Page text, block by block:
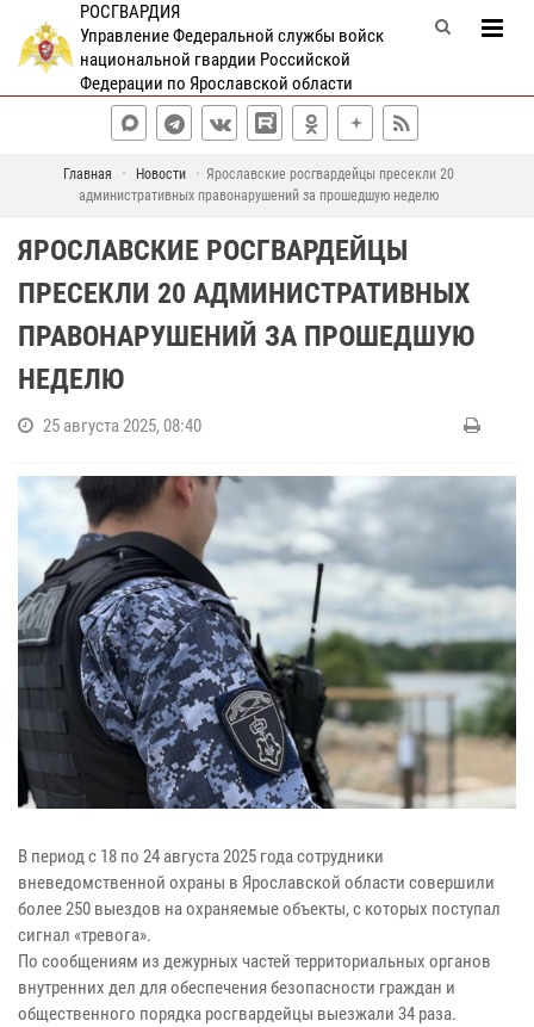
РОСГВАРДИЯ
Управление Федеральной службы войск
национальной гвардии Российской
Федерации по Ярославской области
Главная Новости
Ярославские росгвардейцы пресекли 20
административных правонарушений за прошедшую неделю
ЯРОСЛАВСКИЕ РОСГВАРДЕЙЦЫ
ПРЕСЕКЛИ 20 АДМИНИСТРАТИВНЫХ
ПРАВОНАРУШЕНИЙ ЗА ПРОШЕДШУЮ
НЕДЕЛЮ
25 августа 2025, 08:40
В период с 18 по 24 августа 2025 года сотрудники
вневедомственной охраны в Ярославской области совершили
более 250 выездов на охраняемые объекты, с которых поступал
сигнал «тревога».
По сообщениям из дежурных частей территориальных органов
внутренних дел для обеспечения безопасности граждан и
общественного порядка росгвардейцы выезжали 34 раза.